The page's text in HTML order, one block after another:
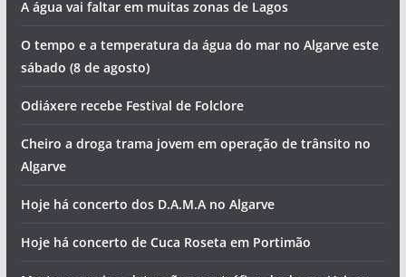
Foto do dia: nesta cidade algarvia vislumbramos uma
Algarve (sábado, 8 de agosto)
sábado (8 de agosto)